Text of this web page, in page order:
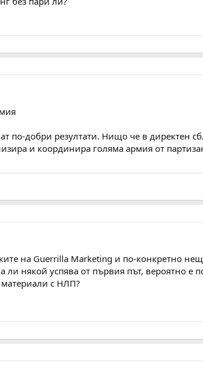
по-добри резултати. Нищо че в директен
и координира голяма армия от
на Guerrilla Marketing и по-конкретно
някой успява от първия път, вероятно е
с НЛП?